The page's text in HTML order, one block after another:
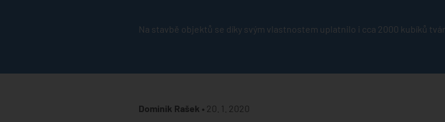
Na stavbě objektů se díky svým vlastnostem uplatnilo i cca 2000 kubíků
Dominik Rašek • 20. 1. 2020